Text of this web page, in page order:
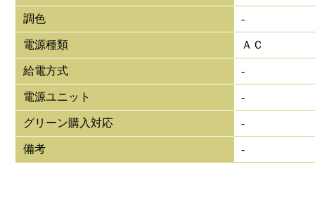
調色 -
電源種類 ＡＣ
給電方式 -
電源ユニット -
グリーン購入対応 -
備考 -